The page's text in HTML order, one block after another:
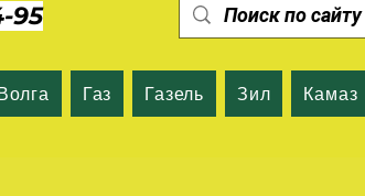
95
Газ Газель Зил Камаз